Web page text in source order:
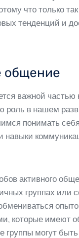
что только
тенденций и
общение
важной частью
роль в нашем
понимать
навыки
активного
группах или
которые имеют
группы могут быть